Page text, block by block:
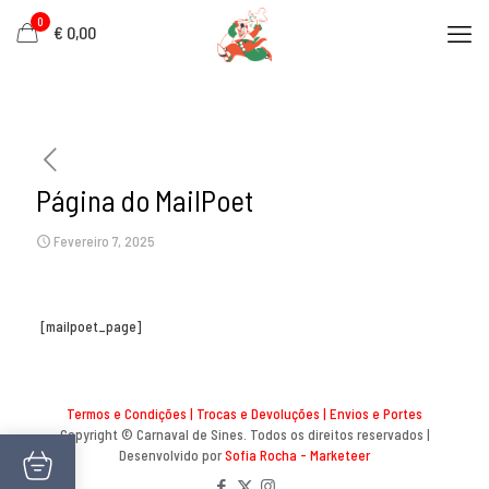
0
€ 0,00
Página do MailPoet
Fevereiro 7, 2025
[mailpoet_page]
Termos e Condições | Trocas e Devoluções | Envios e Portes
Copyright © Carnaval de Sines. Todos os direitos reservados |
Desenvolvido porSofia Rocha - Marketeer